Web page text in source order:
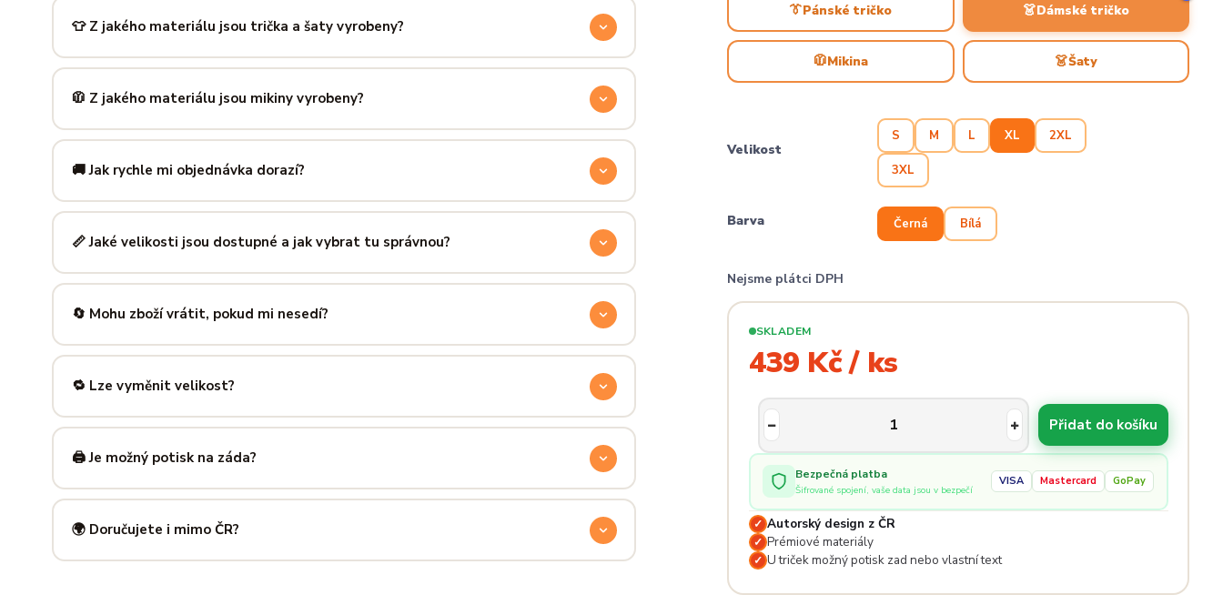
👕 Z jakého materiálu jsou trička a šaty vyrobeny?
Používáme prémiovou 100% bavlnu — měkkou na dotek, prodyšnou a odolnou. Produkt si
zachová tvar i barvu i po desítkách praní. Kvalita, kterou pocítíš hned při prvním oblečení.
🧥 Z jakého materiálu jsou mikiny vyrobeny?
Mikiny šijeme ze směsi80 % bavlny a 20 % polyesteru— příjemně hřejivá, pevná a zároveň
prodyšná kombinace, která si dlouho drží tvar i po opakovaném praní.
🚚 Jak rychle mi objednávka dorazí?
Mimo sezónu balíme a odesíláme do 3 pracovních dní. Doručení přes PPL, GLS nebo Českou
poštu trvá obvykle 1–3 pracovní dny — zboží tak můžeš mít u sebe už za pár dní.
📏 Jaké velikosti jsou dostupné a jak vybrat tu správnou?
Nabízíme velikosti XS až 5XL, takže si vybere opravdu každý. Klikni naPrůvodce velikostmi
výše — najdeš tam přesné míry v cm a výběr velikosti bude hračka.
🔄 Mohu zboží vrátit, pokud mi nesedí?
Samozřejmě. Máš plných14 dní na vráceníbez udání důvodu. Stačí nás kontaktovat na
info@ilus.cza vše vyřídíme rychle a bez komplikací.
🔁 Lze vyměnit velikost?
Standardně výměnu nenabízíme, ale víme, že se to stane — proto se nebojte napsat na
info@ilus.cz. Většinou společně najdeme řešení, které vás potěší.
🖨️ Je možný potisk na záda?
Ano! Potisk zad je možný u většiny našich produktů — skvělé pro originální dárky nebo párové
kousky. Napiš nám předem na
🌍 Doručujete i mimo ČR?
👔Pánské tričko 👗Dámské tričko
🧥Mikina 👗Šaty
Velikost
S M L XL 2XL
3XL
Barva Černá Bílá
Nejsme plátci DPH
SKLADEM
439 Kč / ks
Přidat do košíku
Bezpečná platba
Šifrované spojení, vaše data jsou v bezpečí
VISA Mastercard GoPay
✓ Autorský design z ČR
✓ Prémiové materiály
✓ U triček možný potisk zad nebo vlastní text